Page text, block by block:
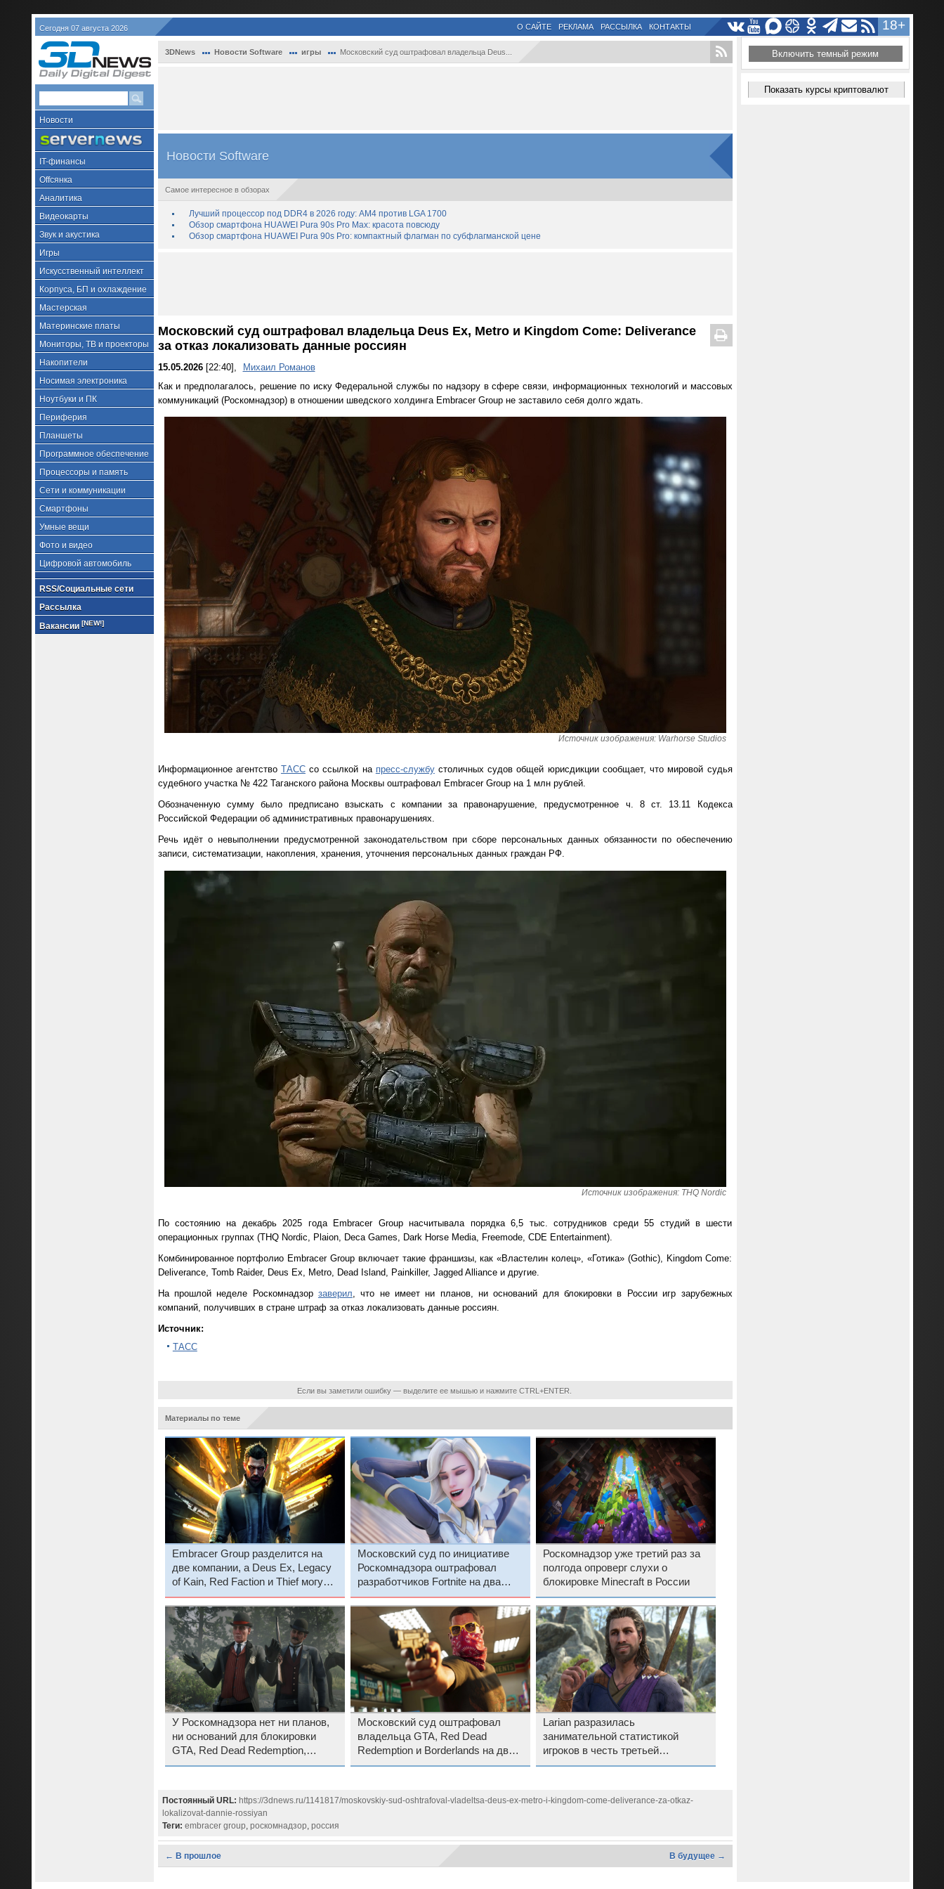
Сегодня 07 августа 2026 18+
О САЙТЕ РЕКЛАМА РАССЫЛКА КОНТАКТЫ
Новости
IT-финансы
Offсянка
Аналитика
Видеокарты
Звук и акустика
Игры
Искусственный интеллект
Корпуса, БП и охлаждение
Мастерская
Материнские платы
Мониторы, ТВ и проекторы
Накопители
Носимая электроника
Ноутбуки и ПК
Периферия
Планшеты
Программное обеспечение
Процессоры и память
Сети и коммуникации
Смартфоны
Умные вещи
Фото и видео
Цифровой автомобиль
RSS/Социальные сети
Рассылка
Вакансии [NEW!]
3DNews Новости Software игры Московский суд оштрафовал владельца Deus...
Новости Software
Самое интересное в обзорах
Лучший процессор под DDR4 в 2026 году: AM4 против LGA 1700
Обзор смартфона HUAWEI Pura 90s Pro Max: красота повсюду
Обзор смартфона HUAWEI Pura 90s Pro: компактный флагман по субфлагманской цене
Московский суд оштрафовал владельца Deus Ex, Metro и Kingdom Come: Deliverance
за отказ локализовать данные россиян
15.05.2026[22:40],
Михаил Романов
Как и предполагалось, решение по иску Федеральной службы по надзору в сфере связи, информационных технологий и массовых
коммуникаций (Роскомнадзор) в отношении шведского холдинга Embracer Group не заставило себя долго ждать.
Источник изображения: Warhorse Studios
Информационное агентство ТАССсо ссылкой на пресс-службустоличных судов общей юрисдикции сообщает, что мировой судья
судебного участка № 422 Таганского района Москвы оштрафовал Embracer Group на 1 млн рублей.
Обозначенную сумму было предписано взыскать с компании за правонарушение, предусмотренное ч. 8 ст. 13.11 Кодекса
Российской Федерации об административных правонарушениях.
Речь идёт о невыполнении предусмотренной законодательством при сборе персональных данных обязанности по обеспечению
записи, систематизации, накопления, хранения, уточнения персональных данных граждан РФ.
Источник изображения: THQ Nordic
По состоянию на декабрь 2025 года Embracer Group насчитывала порядка 6,5 тыс. сотрудников среди 55 студий в шести
операционных группах (THQ Nordic, Plaion, Deca Games, Dark Horse Media, Freemode, CDE Entertainment).
Комбинированное портфолио Embracer Group включает такие франшизы, как «Властелин колец», «Готика» (Gothic), Kingdom Come:
Deliverance, Tomb Raider, Deus Ex, Metro, Dead Island, Painkiller, Jagged Alliance и другие.
На прошлой неделе Роскомнадзор заверил , что не имеет ни планов, ни оснований для блокировки в России игр зарубежных
компаний, получивших в стране штраф за отказ локализовать данные россиян.
Источник:
ТАСС
Если вы заметили ошибку — выделите ее мышью и нажмите CTRL+ENTER.
Материалы по теме
Embracer Group разделится на
две компании, а Deus Ex, Legacy
of Kain, Red Faction и Thief могут
получить продолжение
Московский суд по инициативе
Роскомнадзора оштрафовал
разработчиков Fortnite на два
миллиона рублей
Роскомнадзор уже третий раз за
полгода опроверг слухи о
блокировке Minecraft в России
У Роскомнадзора нет ни планов,
ни оснований для блокировки
GTA, Red Dead Redemption,
Battlefield, Fortnite и других
Московский суд оштрафовал
владельца GTA, Red Dead
Redemption и Borderlands на два
миллиона рублей за отказ
Larian разразилась
занимательной статистикой
игроков в честь третьей
годовщины Baldur’s Gate 3
Постоянный URL: https://3dnews.ru/1141817/moskovskiy-sud-oshtrafoval-vladeltsa-deus-ex-metro-i-kingdom-come-deliverance-za-otkaz-
lokalizovat-dannie-rossiyan
Теги: embracer group, роскомнадзор, россия
← В прошлое В будущее →
Включить темный режим
Показать курсы криптовалют